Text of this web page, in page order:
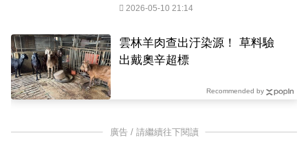
2026-05-10 21:14
雲林羊肉查出汙染源！ 草料驗
出戴奧辛超標
Recommended by
廣告 / 請繼續往下閱讀